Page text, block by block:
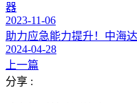
器
2023-11-06
助力应急能力提升！中海
2024-04-28
上一篇
分享 :